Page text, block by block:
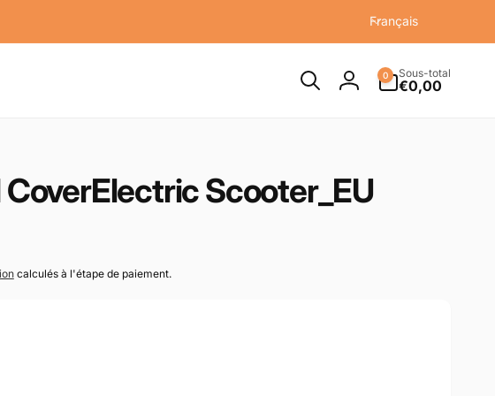
Français
Connexion
0
0 articleSous-total
€0,00
Scooter_EU
calculés à l'étape de paiement.